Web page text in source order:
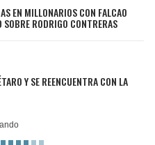
EN MILLONARIOS CON FALCAO
RODRIGO CONTRERAS
Y SE REENCUENTRA CON LA